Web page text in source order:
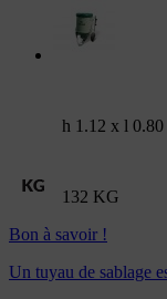
h 1.12 x l
132 KG
Bon à savoir !
Un tuyau de sablage